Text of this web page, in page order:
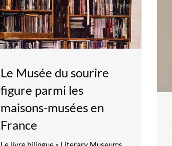
Le Musée du sourire
figure parmi les
maisons-musées en
France